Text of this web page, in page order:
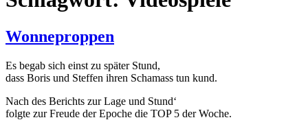
Wonneproppen
Es begab sich einst zu später Stund,
dass Boris und Steffen ihren Schamass tun kund.
Nach des Berichts zur Lage und Stund‘
folgte zur Freude der Epoche die TOP 5 der Woche.